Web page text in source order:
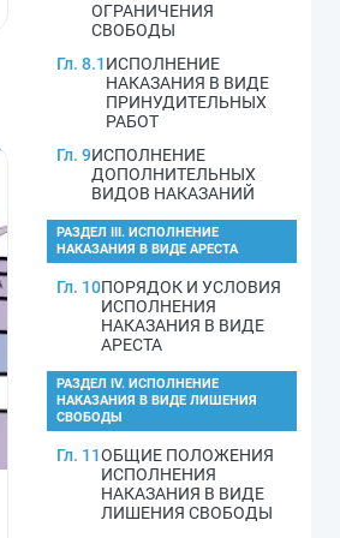
ОГРАНИЧЕНИЯ
СВОБОДЫ
Гл. 8.1ИСПОЛНЕНИЕ
НАКАЗАНИЯ В ВИДЕ
ПРИНУДИТЕЛЬНЫХ
РАБОТ
Гл. 9ИСПОЛНЕНИЕ
ДОПОЛНИТЕЛЬНЫХ
ВИДОВ НАКАЗАНИЙ
РАЗДЕЛ III. ИСПОЛНЕНИЕ
НАКАЗАНИЯ В ВИДЕ АРЕСТА
Гл. 10ПОРЯДОК И УСЛОВИЯ
ИСПОЛНЕНИЯ
НАКАЗАНИЯ В ВИДЕ
АРЕСТА
РАЗДЕЛ IV. ИСПОЛНЕНИЕ
НАКАЗАНИЯ В ВИДЕ ЛИШЕНИЯ
СВОБОДЫ
Гл. 11ОБЩИЕ ПОЛОЖЕНИЯ
ИСПОЛНЕНИЯ
НАКАЗАНИЯ В ВИДЕ
ЛИШЕНИЯ СВОБОДЫ